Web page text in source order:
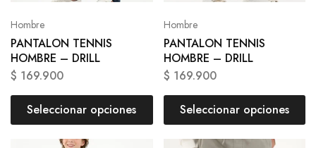
Hombre
PANTALON TENNIS
HOMBRE – DRILL
$ 169.900
Seleccionar opciones
Hombre
PANTALON TENNIS
HOMBRE – DRILL
$ 169.900
Seleccionar opciones